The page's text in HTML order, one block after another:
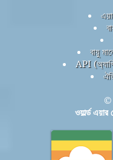
বায়ু
API
©
ওয়ার্ল্ড